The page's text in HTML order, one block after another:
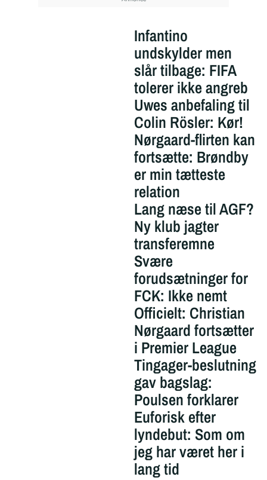
Infantino
undskylder men
slår tilbage: FIFA
tolerer ikke angreb
Uwes anbefaling til
Colin Rösler: Kør!
Nørgaard-flirten kan
fortsætte: Brøndby
er min tætteste
relation
Lang næse til AGF?
Ny klub jagter
transferemne
Svære
forudsætninger for
FCK: Ikke nemt
Officielt: Christian
Nørgaard fortsætter
i Premier League
Tingager-beslutning
gav bagslag:
Poulsen forklarer
Euforisk efter
lyndebut: Som om
jeg har været her i
lang tid